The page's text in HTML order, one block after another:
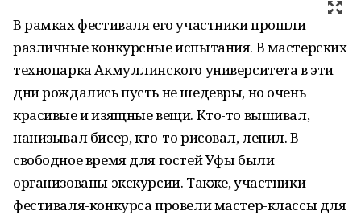
В рамках фестиваля его участники прошли
различные конкурсные испытания. В мастерских
технопарка Акмуллинского университета в эти
дни рождались пусть не шедевры, но очень
красивые и изящные вещи. Кто-то вышивал,
нанизывал бисер, кто-то рисовал, лепил. В
свободное время для гостей Уфы были
организованы экскурсии. Также, участники
фестиваля-конкурса провели мастер-классы для